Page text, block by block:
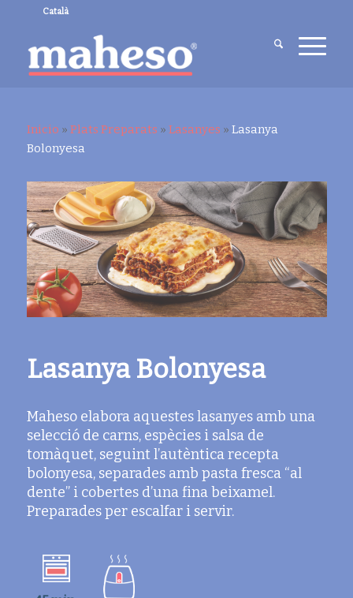
Català
Inicio » Plats Preparats » Lasanyes » Lasanya
Bolonyesa
Lasanya Bolonyesa
Maheso elabora aquestes lasanyes amb una
selecció de carns, espècies i salsa de
tomàquet, seguint l’autèntica recepta
bolonyesa, separades amb pasta fresca “al
dente” i cobertes d’una fina beixamel.
Preparades per escalfar i servir.